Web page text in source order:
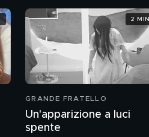
GRANDE FRATELLO
Un'apparizione a luci
spente
2 MIN